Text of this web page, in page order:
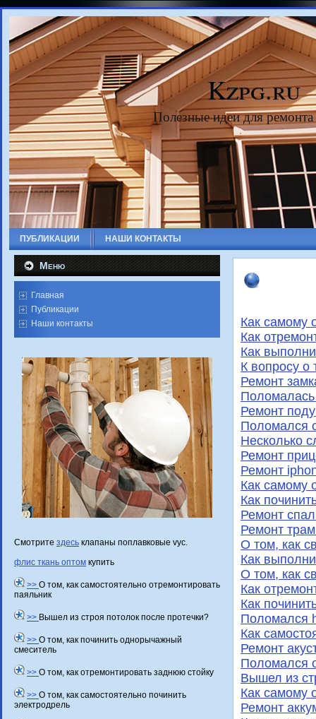
Kzpg.ru
Полезные идеи для
ПУБЛИКАЦИИ НАШИ КОНТАКТЫ
Меню
Главная
Публикации
Наши контакты
Смотрите здесь клапаны поплавковые vyc.
флис ткань оптом купить
>> О том, как самостоятельно отремонтировать
паяльник
>> Вышел из строя потолок после протечки?
>> О том, как починить однорычажный
смеситель
>> О том, как отремонтировать заднюю стойку
>> О том, как самостоятельно починить
электродрель
Как самому
Как
Как
К вопросу о
Ремонт
Ремонт
Поломался
Несколько
Ремонт
Ремонт
Как самому
Как
Ремонт
Ремонт
О том, как
Как
О том, как
Как
Как
Поломался
Как
Ремонт
Поломался
Вышел из
Как самому
Ремонт